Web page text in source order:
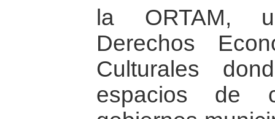
la ORTAM,
Derechos
Culturales
espacios de